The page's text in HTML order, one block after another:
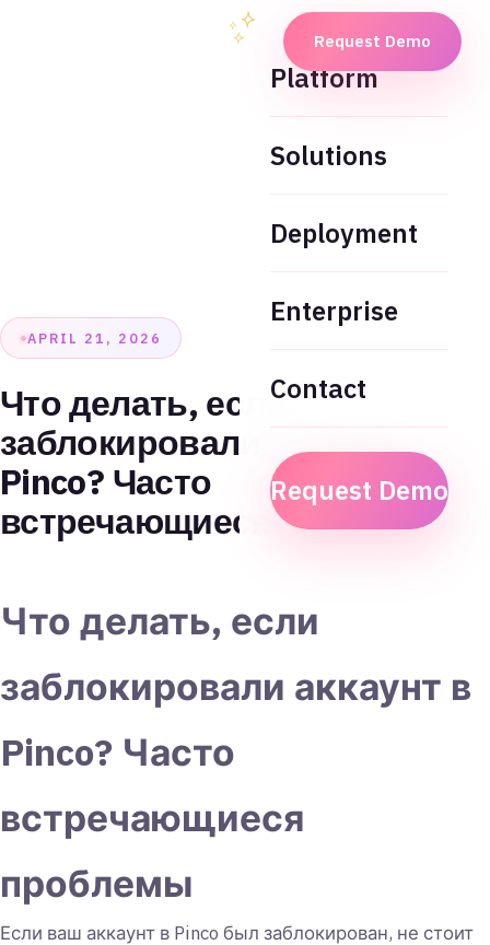
Request Demo
Platform
Solutions
Deployment
Enterprise
Contact
Request Demo
APRIL 21, 2026
Что делать, если
заблокировали аккаунт в
Pinco? Часто
встречающиеся проблемы
Что делать, если
заблокировали аккаунт в
Pinco? Часто
встречающиеся
проблемы
Если ваш аккаунт в Pinco был заблокирован, не стоит